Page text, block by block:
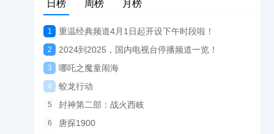
日榜 周榜 月榜
1 重温经典频道4月1日起开设下午时段啦！
2 2024到2025，国内电视台停播频道一览！
3 哪吒之魔童闹海
4 蛟龙行动
5 封神第二部：战火西岐
6 唐探1900